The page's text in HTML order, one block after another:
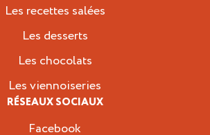
Les recettes salées
Les desserts
Les chocolats
Les viennoiseries
RÉSEAUX SOCIAUX
Facebook